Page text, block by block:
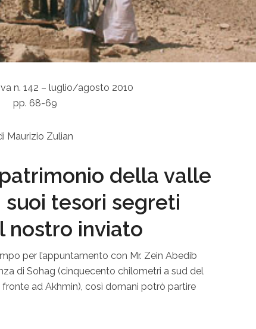
n. 142 – luglio/agosto 2010
pp. 68-69
Maurizio Zulian
della valle
tesori segreti
nostro inviato
per l’appuntamento con Mr. Zein Abedib
di Sohag (cinquecento chilometri a sud del
fronte ad Akhmin), così domani potrò partire